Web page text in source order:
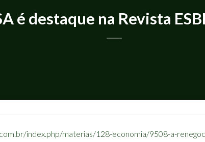
é destaque na Revista
index.php/materias/128-economia/9508-a-